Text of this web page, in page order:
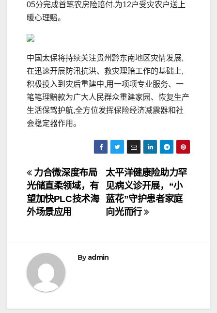
05分完成首笔农房险赔付,为12户受灾农户送上
暖心理赔。
中国太保将持续关注贵州黔东南地区灾情发展,
在迅速开展防汛抗洪、救灾理赔工作的基础上,
积极投入到灾后重建中,用一项项专业服务、一
笔笔理赔款为广大人民群众重建家园、恢复生产
生活保驾护航,全方位发挥保险经济减震器和社
会稳定器作用。
文
章
导
太平洋健康险助力罕
见病义诊开展，“小
蓝花”守护患者家庭
向光而行
力合微深度布局
光储直柔领域，有
望加快PLC技术海
外场景应用
Byadmin